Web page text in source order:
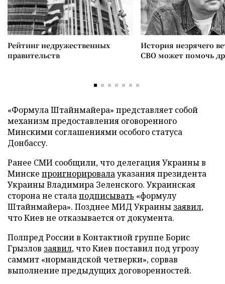
Рейтинг недружественных
правительств
История незрячего
СВО может помочь
«Формула Штайнмайера» представляет собой
механизм предоставления оговоренного
Минскими соглашениями особого статуса
Донбассу.
Ранее СМИ сообщили, что делегация Украины в
Минске проигнорировалауказания президента
Украины Владимира Зеленского. Украинская
сторона не сталаподписывать «формулу
Штайнмайера». Позднее МИД Украины заявил,
что Киев не отказывается от документа.
Полпред России в Контактной группе Борис
Грызлов заявил, что Киев поставил под угрозу
саммит «нормандской четверки», сорвав
выполнение предыдущих договоренностей.